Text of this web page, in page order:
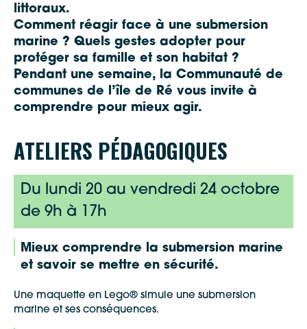
littoraux.
Comment réagir face à une submersion
marine ? Quels gestes adopter pour
protéger sa famille et son habitat ?
Pendant une semaine, la Communauté de
communes de l’île de Ré vous invite à
comprendre pour mieux agir.
ATELIERS PÉDAGOGIQUES
Du lundi 20 au vendredi 24 octobre
de 9h à 17h
Mieux comprendre la submersion marine
et savoir se mettre en sécurité.
Une maquette en Lego® simule une submersion
marine et ses conséquences.